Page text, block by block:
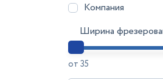
Компания
Ширина
от 35